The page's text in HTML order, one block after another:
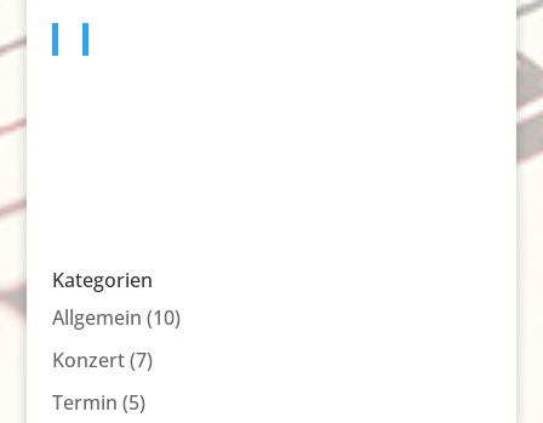
Kategorien
Allgemein (10)
Konzert(7)
Termin (5)